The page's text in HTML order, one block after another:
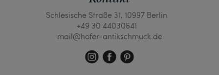
Schlesische Straße 31, 10997 Berlin
+49 30 44030641
mail@hofer-antikschmuck.de